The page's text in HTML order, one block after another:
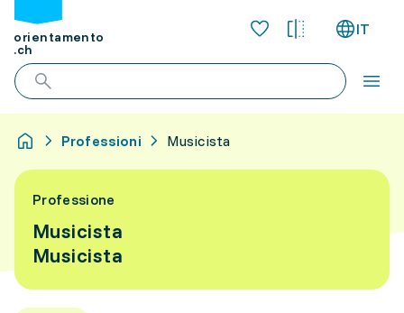
orientamento
.ch
IT
Professioni Musicista
Professione
Musicista
Musicista